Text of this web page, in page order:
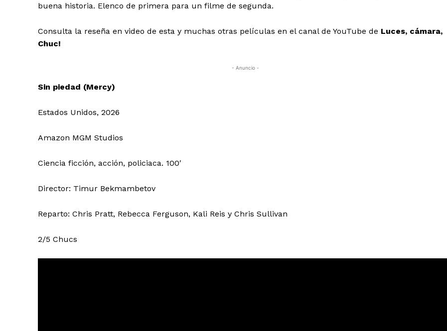
buena historia. Elenco de primera para un filme de segunda.
Consulta la reseña en video de esta y muchas otras películas en el canal de YouTube de Luces, cámara,
Chuc!
- Anuncio -
Sin piedad (Mercy)
Estados Unidos, 2026
Amazon MGM Studios
Ciencia ficción, acción, policiaca. 100′
Director: Timur Bekmambetov
Reparto: Chris Pratt, Rebecca Ferguson, Kali Reis y Chris Sullivan
2/5 Chucs